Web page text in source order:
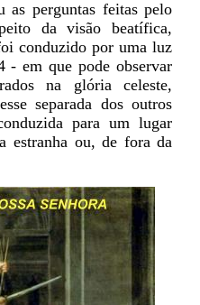
as perguntas feitas pelo
da visão beatífica,
conduzido por uma luz
- em que pode observar
na glória celeste,
separada dos outros
para um lugar
estranha ou, de fora da